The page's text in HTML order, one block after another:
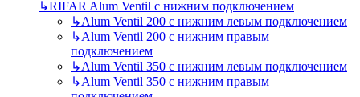
↳RIFAR Alum Ventil с нижним подключением
↳Alum Ventil 200 с нижним левым подключением
↳Alum Ventil 200 с нижним правым
подключением
↳Alum Ventil 350 с нижним левым подключением
↳Alum Ventil 350 с нижним правым